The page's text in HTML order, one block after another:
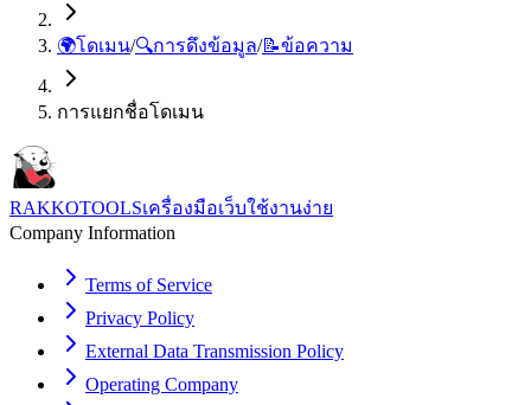
🌍โดเมน/🔍การดึงข้อมูล/📝ข้อความ
การแยกชื่อโดเมน
RAKKOTOOLSเครื่องมือเว็บใช้งานง่าย
Company Information
Terms of Service
Privacy Policy
External Data Transmission Policy
Operating Company